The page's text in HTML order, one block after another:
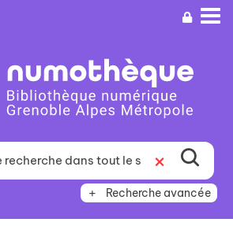
Recherche avancée